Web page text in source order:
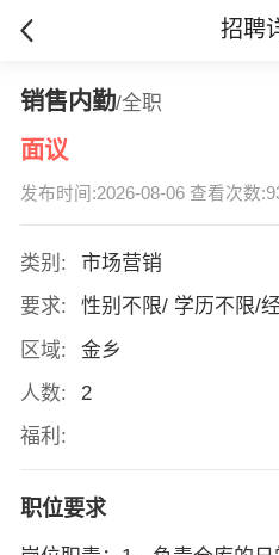
招聘
销售内勤/全职
面议
发布时间:2026-08-06 查看次数
类别:
市场营销
要求:
性别不限/ 学历不限/
区域:
金乡
人数:
2
福利:
职位要求